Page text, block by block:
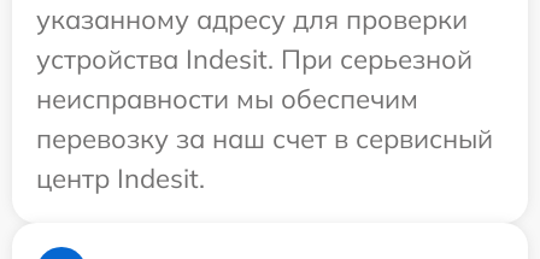
указанному адресу для проверки
устройства Indesit. При серьезной
неисправности мы обеспечим
перевозку за наш счет в сервисный
центр Indesit.